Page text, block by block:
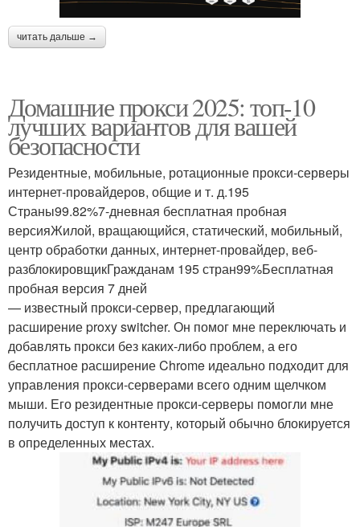
читать дальше →
Домашние прокси 2025: топ-10
лучших вариантов для вашей
безопасности
Резидентные, мобильные, ротационные прокси-серверы
интернет-провайдеров, общие и т. д.195
Страны99.82%7-дневная бесплатная пробная
версияЖилой, вращающийся, статический, мобильный,
центр обработки данных, интернет-провайдер, веб-
разблокировщикГражданам 195 стран99%Бесплатная
пробная версия 7 дней
— известный прокси-сервер, предлагающий
расширение proxy switcher. Он помог мне переключать и
добавлять прокси без каких-либо проблем, а его
бесплатное расширение Chrome идеально подходит для
управления прокси-серверами всего одним щелчком
мыши. Его резидентные прокси-серверы помогли мне
получить доступ к контенту, который обычно блокируется
в определенных местах.